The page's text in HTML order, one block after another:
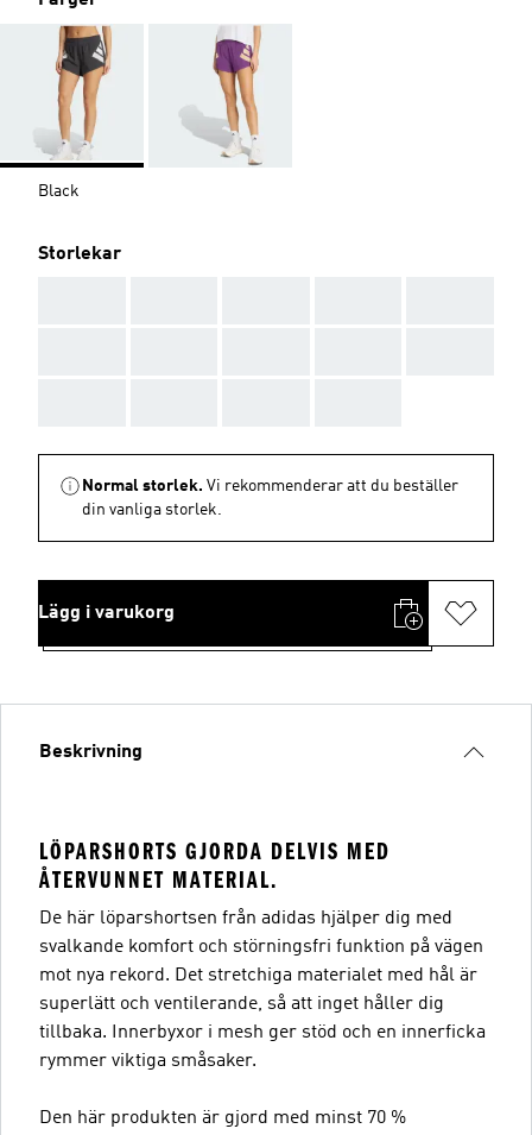
Black
Storlekar
Normal storlek. Vi rekommenderar att du beställer
din vanliga storlek.
Lägg i varukorg
Beskrivning
LÖPARSHORTS GJORDA DELVIS MED
ÅTERVUNNET MATERIAL.
De här löparshortsen från adidas hjälper dig med
svalkande komfort och störningsfri funktion på vägen
mot nya rekord. Det stretchiga materialet med hål är
superlätt och ventilerande, så att inget håller dig
tillbaka. Innerbyxor i mesh ger stöd och en innerficka
rymmer viktiga småsaker.
Den här produkten är gjord med minst 70 %